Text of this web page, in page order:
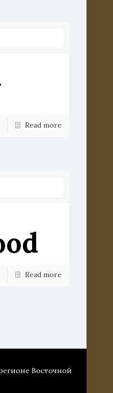
Read more
Read more
Восточной